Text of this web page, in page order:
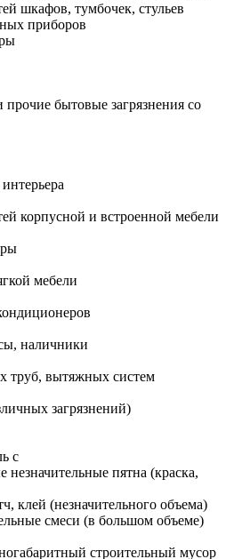
шкафов, тумбочек, стульев
приборов
прочие бытовые загрязнения со
корпусной и встроенной мебели
мебели
наличники
труб, вытяжных систем
загрязнений)
с
незначительные пятна (краска,
клей (незначительного объема)
смеси (в большом объеме)
строительный мусор